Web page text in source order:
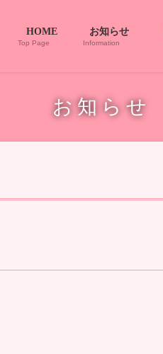
HOME
Top Page
お知らせ
Information
お知らせ